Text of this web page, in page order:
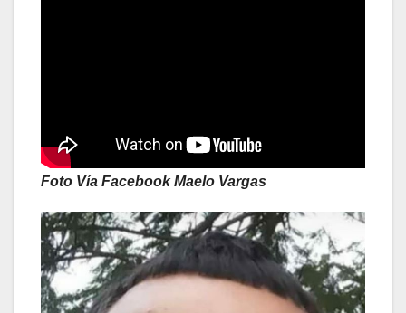
Foto Vía Facebook Maelo Vargas